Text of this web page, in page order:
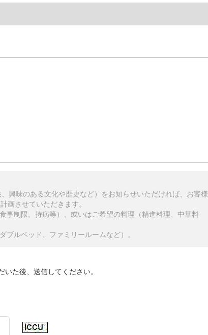
興味のある文化や歴史など）をお知らせいただければ、お客様
画させていただきます。
事制限、持病等）、或いはご希望の料理（精進料理、中華料
ブルベッド、ファミリールームなど）。
いた後、送信してください。